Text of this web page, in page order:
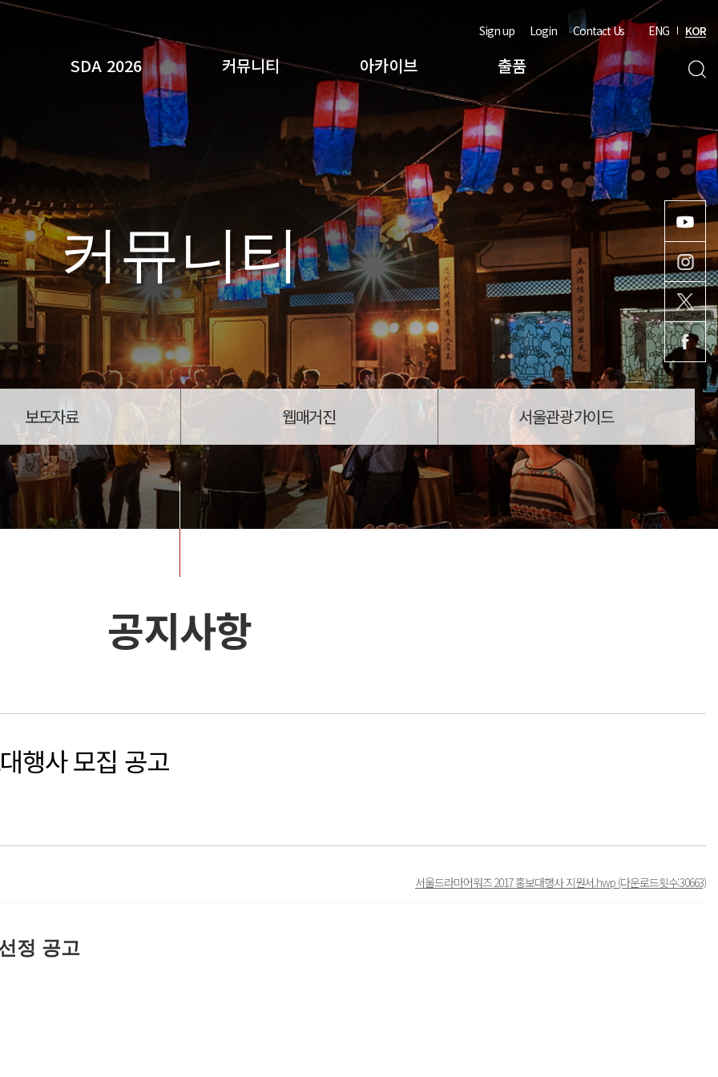
SDA 2026 커뮤니티 아카이브 출품
Sign up Login Contact Us ENG KOR
검색
커뮤니티
보도자료 웹매거진 서울관광가이드
공지사항
행사 모집 공고
서울드라마어워즈 2017 홍보대행사 지원서.hwp (다운로드횟수:30663)
정 공고